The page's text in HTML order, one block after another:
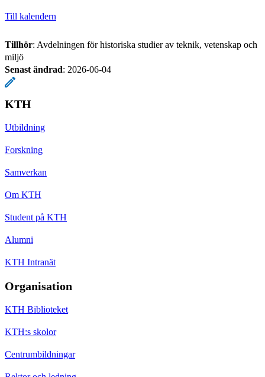
Till kalendern
Tillhör: Avdelningen för historiska studier av teknik, vetenskap och
miljö
Senast ändrad: 2026-06-04
KTH
Utbildning
Forskning
Samverkan
Om KTH
Student på KTH
Alumni
KTH Intranät
Organisation
KTH Biblioteket
KTH:s skolor
Centrumbildningar